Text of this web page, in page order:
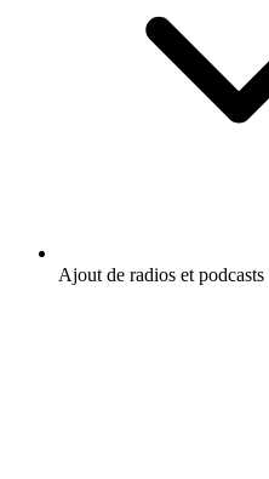
Ajout de radios et